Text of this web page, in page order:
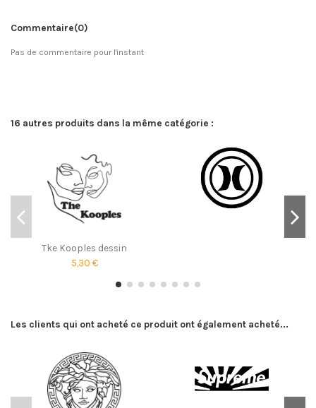
Commentaire(0)
Pas de commentaire pour l'instant
16 autres produits dans la même catégorie :
Tke Kooples dessin
5,30 €
Les clients qui ont acheté ce produit ont également acheté...